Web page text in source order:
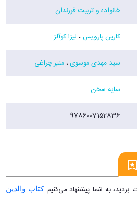
خانواده و تربیت فرزندان
کارین پارویس، لیزا کوآلز
سید مهدی موسوی،منیر چراغی
سایه سخن
9786007152836
بردید، به شما پیشنهاد می‌‌کنیم کتاب والدین